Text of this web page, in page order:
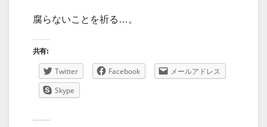
腐らないことを祈る…。
共有:
Twitter Facebook
メールアドレス
Skype